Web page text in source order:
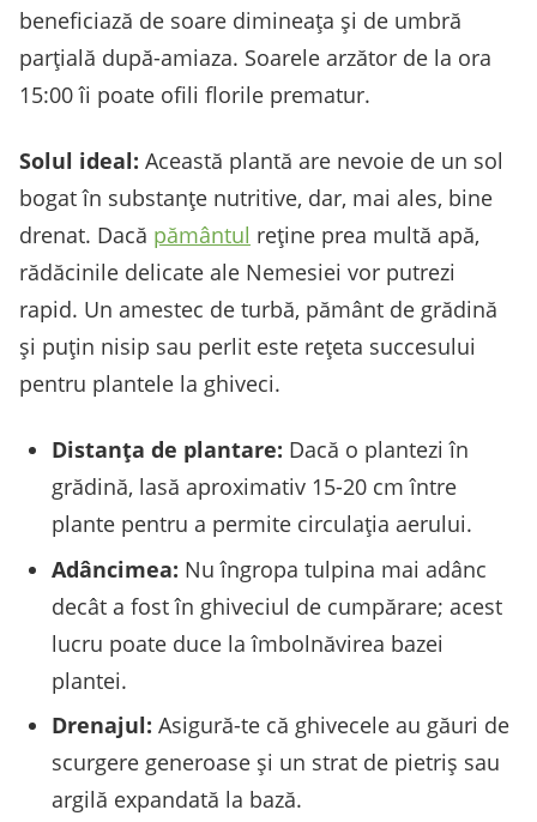
beneficiază de soare dimineața și de umbră
parțială după-amiaza. Soarele arzător de la ora
15:00 îi poate ofili florile prematur.
Solul ideal: Această plantă are nevoie de un sol
bogat în substanțe nutritive, dar, mai ales, bine
drenat. Dacă pământul reține prea multă apă,
rădăcinile delicate ale Nemesiei vor putrezi
rapid. Un amestec de turbă, pământ de grădină
și puțin nisip sau perlit este rețeta succesului
pentru plantele la ghiveci.
Distanța de plantare: Dacă o plantezi în
grădină, lasă aproximativ 15-20 cm între
plante pentru a permite circulația aerului.
Adâncimea: Nu îngropa tulpina mai adânc
decât a fost în ghiveciul de cumpărare; acest
lucru poate duce la îmbolnăvirea bazei
plantei.
Drenajul: Asigură-te că ghivecele au găuri de
scurgere generoase și un strat de pietriș sau
argilă expandată la bază.